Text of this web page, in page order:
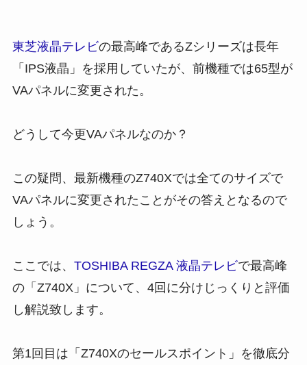
東芝液晶テレビの最高峰であるZシリーズは長年
「IPS液晶」を採用していたが、前機種では65型が
VAパネルに変更された。
どうして今更VAパネルなのか？
この疑問、最新機種のZ740Xでは全てのサイズで
VAパネルに変更されたことがその答えとなるので
しょう。
ここでは、 TOSHIBA REGZA 液晶テレビで最高峰
の「Z740X」について、4回に分けじっくりと評価
し解説致します。
第1回目は「Z740Xのセールスポイント」を徹底分